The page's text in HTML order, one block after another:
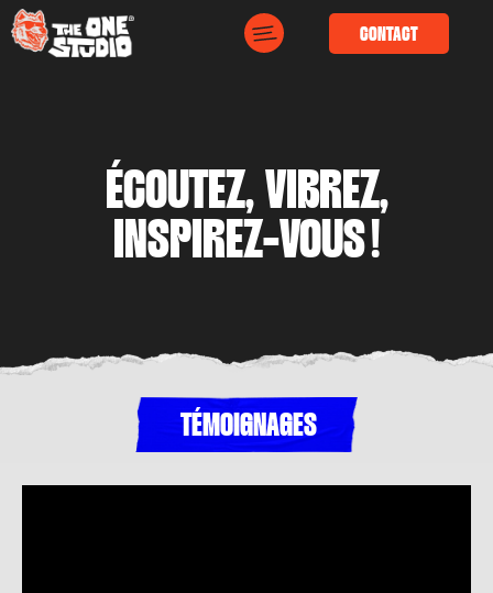
CONTACT
ÉCOUTEZ, VIBREZ,
INSPIREZ-VOUS !
TÉMOIGNAGES